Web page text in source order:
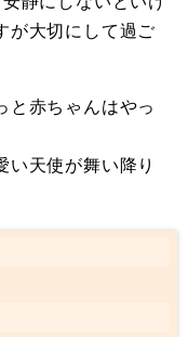
が大切にして過ご
と赤ちゃんはやっ
天使が舞い降り